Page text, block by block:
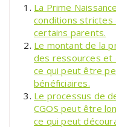
La Prime
conditions strictes
certains parents.
Le montant de la
des ressources et
ce qui peut être
bénéficiaires.
Le processus de
CGOS peut être
ce qui peut